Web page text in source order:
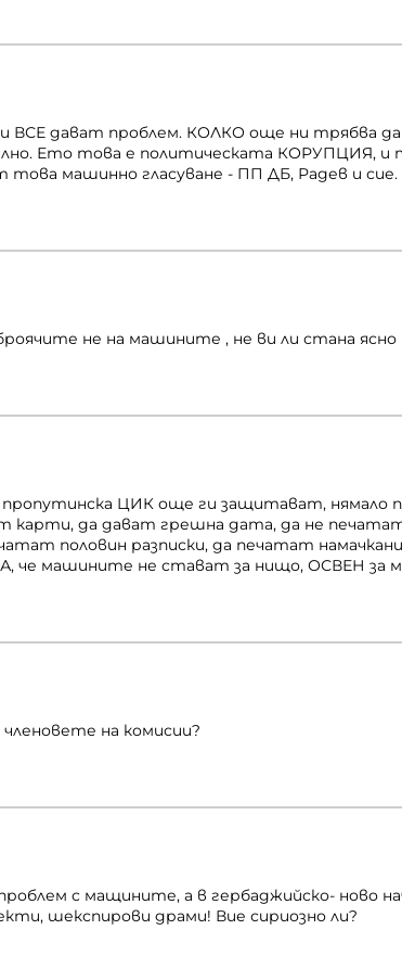
ВСЕ дават проблем. КОЛКО още ни трябва да
Ето това е политическата КОРУПЦИЯ, и
машинно гласуване - ПП ДБ, Радев и сие.
не на машините , не ви ли стана ясно
ЦИК още ги защитават, нямало
карти, да дават грешна дата, да не
половин разписки, да печатат
че машините не стават за нищо, ОСВЕН за
на комисии?
с мащините, а в гербаджийско- ново
шекспирови драми! Вие сириозно ли?